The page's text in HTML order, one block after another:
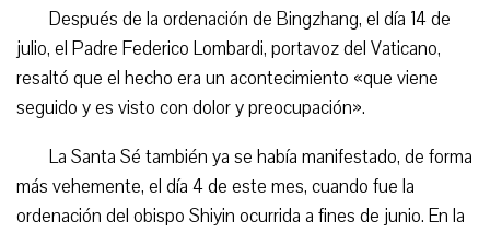
Después de la ordenación de Bingzhang, el día 14 de
julio, el Padre Federico Lombardi, portavoz del Vaticano,
resaltó que el hecho era un acontecimiento «que viene
seguido y es visto con dolor y preocupación».
La Santa Sé también ya se había manifestado, de forma
más vehemente, el día 4 de este mes, cuando fue la
ordenación del obispo Shiyin ocurrida a fines de junio. En la